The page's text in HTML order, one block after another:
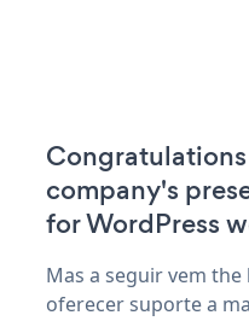
company's
for WordPress
Mas a seguir vem
oferecer suporte a